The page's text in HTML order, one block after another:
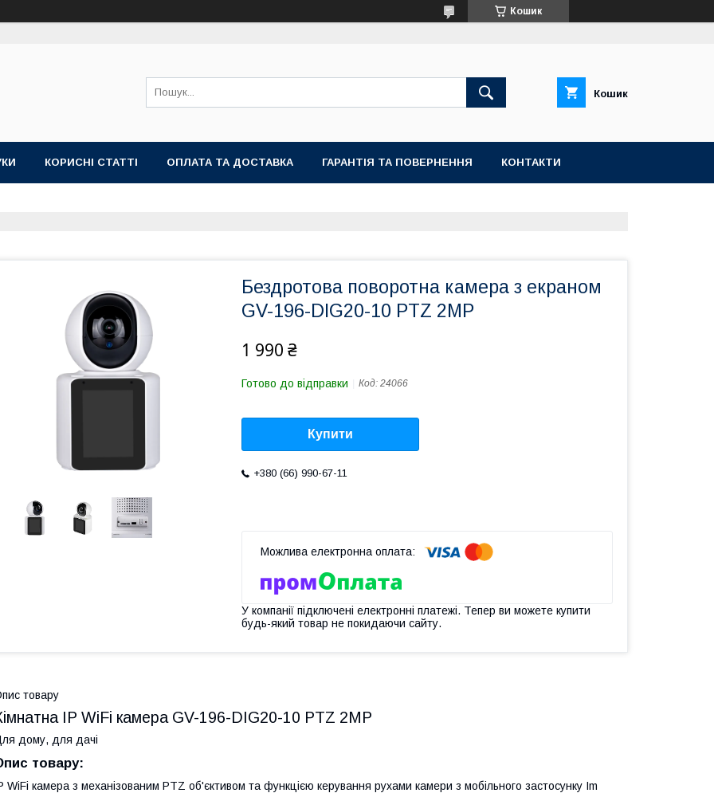
Кошик
Кошик
КОРИСНІ СТАТТІ ОПЛАТА ТА ДОСТАВКА ГАРАНТІЯ ТА ПОВЕРНЕННЯ КОНТАКТИ
Бездротова поворотна камера з екраном
GV-196-DIG20-10 PTZ 2MP
1 990 ₴
Готово до відправки Код: 24066
Купити
+380 (66) 990-67-11
У компанії підключені електронні платежі. Тепер ви можете купити
будь-який товар не покидаючи сайту.
товару
IP WiFi камера GV-196-DIG20-10 PTZ 2MP
дому, для дачі
товару:
WiFi камера з механізованим PTZ об'єктивом та функцією керування рухами камери з мобільного застосунку Im